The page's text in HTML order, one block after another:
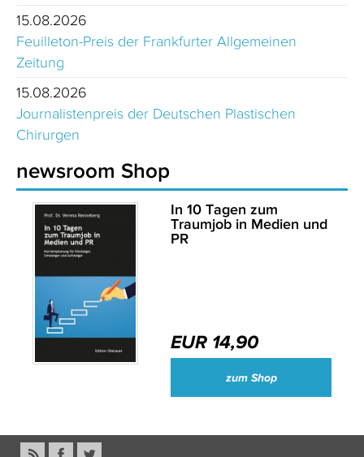
15.08.2026
Feuilleton-Preis der Frankfurter Allgemeinen
Zeitung
15.08.2026
Journalistenpreis der Deutschen Plastischen
Chirurgen
newsroom Shop
In 10 Tagen zum
Traumjob in Medien und
PR
EUR 14,90
zum Shop